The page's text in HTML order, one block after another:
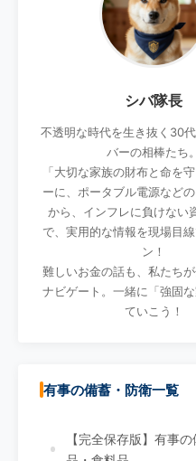
シバ隊長
不透明な時代を生き抜く30
バーの相棒たち。
「大切な家族の財布と命を
ーに、ポータブル電源など
から、インフレに負けない
で、実用的な情報を現場目
ン！
難しいお金の話も、私たちが
ナビゲート。一緒に「強固
ていこう！
有事の備蓄・防衛一覧
【完全保存版】有事